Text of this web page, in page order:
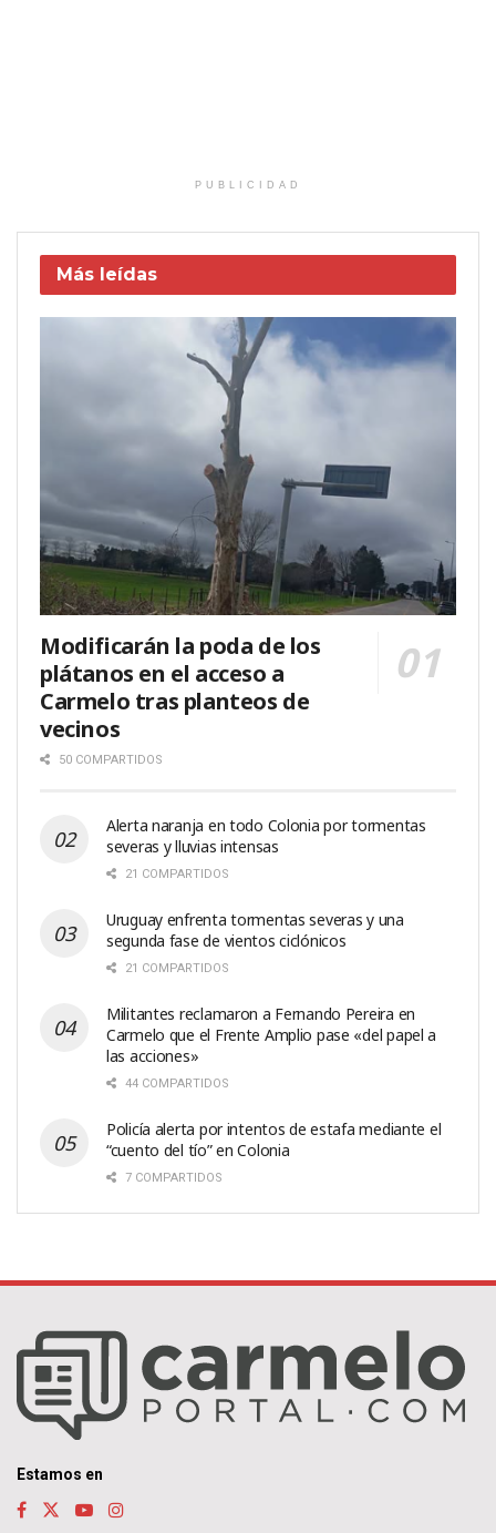
PUBLICIDAD
Más leídas
Modificarán la poda de los
plátanos en el acceso a
Carmelo tras planteos de
vecinos
50 COMPARTIDOS
Alerta naranja en todo Colonia por tormentas
severas y lluvias intensas
21 COMPARTIDOS
Uruguay enfrenta tormentas severas y una
segunda fase de vientos ciclónicos
21 COMPARTIDOS
Militantes reclamaron a Fernando Pereira en
Carmelo que el Frente Amplio pase «del papel a
las acciones»
44 COMPARTIDOS
Policía alerta por intentos de estafa mediante el
“cuento del tío” en Colonia
7 COMPARTIDOS
Estamos en